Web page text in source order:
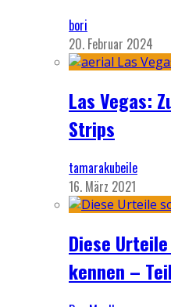
bori
20. Februar 2024
Las Vegas:
Strips
tamarakubeile
16. März 2021
Diese
kennen –